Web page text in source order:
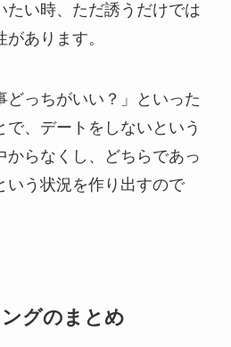
たい時、ただ誘うだけでは
あります。
どっちがいい？」といった
、デートをしないという
からなくし、どちらであっ
いう状況を作り出すので
グのまとめ